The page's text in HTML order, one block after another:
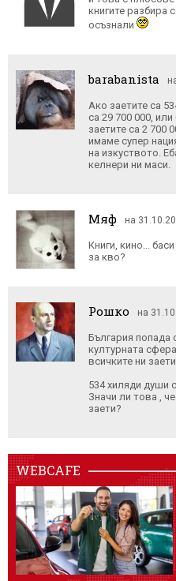
книгите разбира
осъзнали
barabanista
Ако заетите са
са 29 700 000,
заетите са 2 700
имаме супер
на изкуството.
келнери ни маси.
Мяф на
Книги, кино...
за кво?
Рошко на
България попада
културната
всичките ни
534 хиляди души
Значи ли това ,
заети?
WEBCAFE